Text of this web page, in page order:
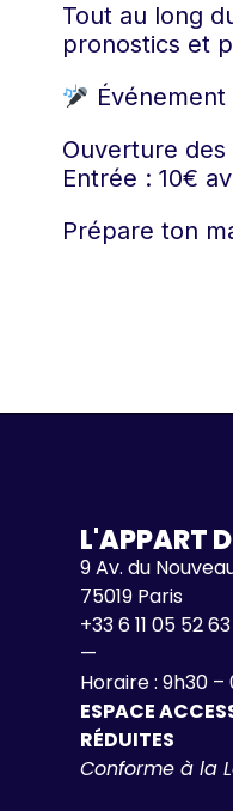
Tout au long
pronostics et
Ouverture des
Entrée : 10€
Prépare ton
L'APPART
9 Av. du
75019 Paris
+33 6 11 05 52 63
—
Horaire : 9h30 –
ESPACE
RÉDUITES
Conforme à la